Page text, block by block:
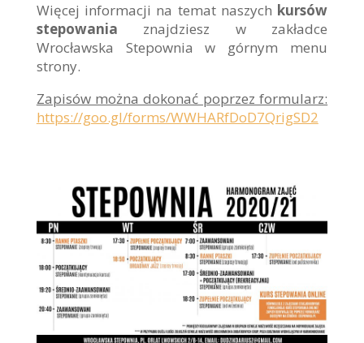
Więcej informacji na temat naszych kursów
stepowania znajdziesz w zakładce
Wrocławska Stepownia w górnym menu
strony.
Zapisów można dokonać poprzez formularz:
https://goo.gl/forms/WWHARfDoD7QrigSD2